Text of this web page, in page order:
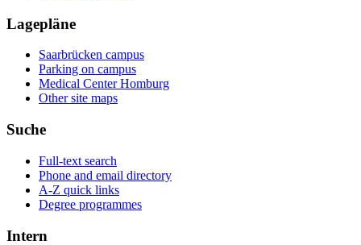
Lagepläne
Saarbrücken campus
Parking on campus
Medical Center Homburg
Other site maps
Suche
Full-text search
Phone and email directory
A-Z quick links
Degree programmes
Intern